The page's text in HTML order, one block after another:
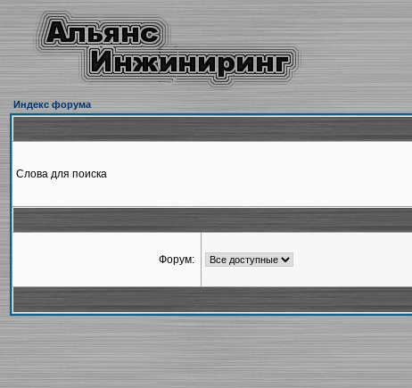
Индекс форума
Слова для поиска
Форум: